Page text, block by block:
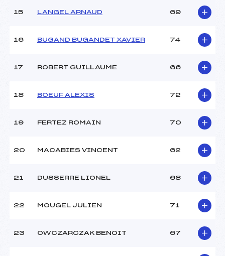
15 LANGEL ARNAUD 69
16 BUGAND BUGANDET XAVIER 74
17 ROBERT GUILLAUME 66
18 BOEUF ALEXIS 72
19 FERTEZ ROMAIN 70
20 MACABIES VINCENT 62
21 DUSSERRE LIONEL 68
22 MOUGEL JULIEN 71
23 OWCZARCZAK BENOIT 67